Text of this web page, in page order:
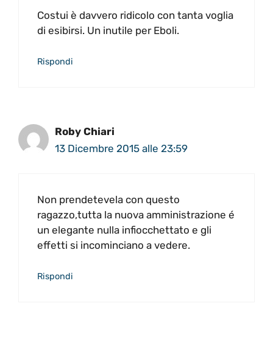
Costui è davvero ridicolo con tanta voglia
di esibirsi. Un inutile per Eboli.
Rispondi
Roby Chiari
13 Dicembre 2015 alle 23:59
Non prendetevela con questo
ragazzo,tutta la nuova amministrazione é
un elegante nulla infiocchettato e gli
effetti si incominciano a vedere.
Rispondi